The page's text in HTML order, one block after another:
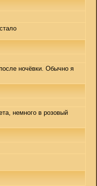
ночёвки. Обычно я
немного в розовый